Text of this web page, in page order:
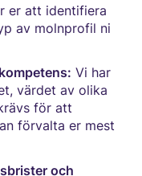
er att identifiera
av molnprofil ni
Vi har
värdet av olika
för att
förvalta er mest
och